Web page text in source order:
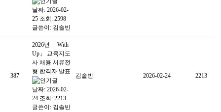
날짜: 2026-02-
25 조회: 2598
글쓴이: 김솔빈
387
2026년 「With
Up」 교육지도
사 채용 서류전
형 합격자 발표
날짜: 2026-02-
24 조회: 2213
글쓴이: 김솔빈
김솔빈 2026-02-24 2213